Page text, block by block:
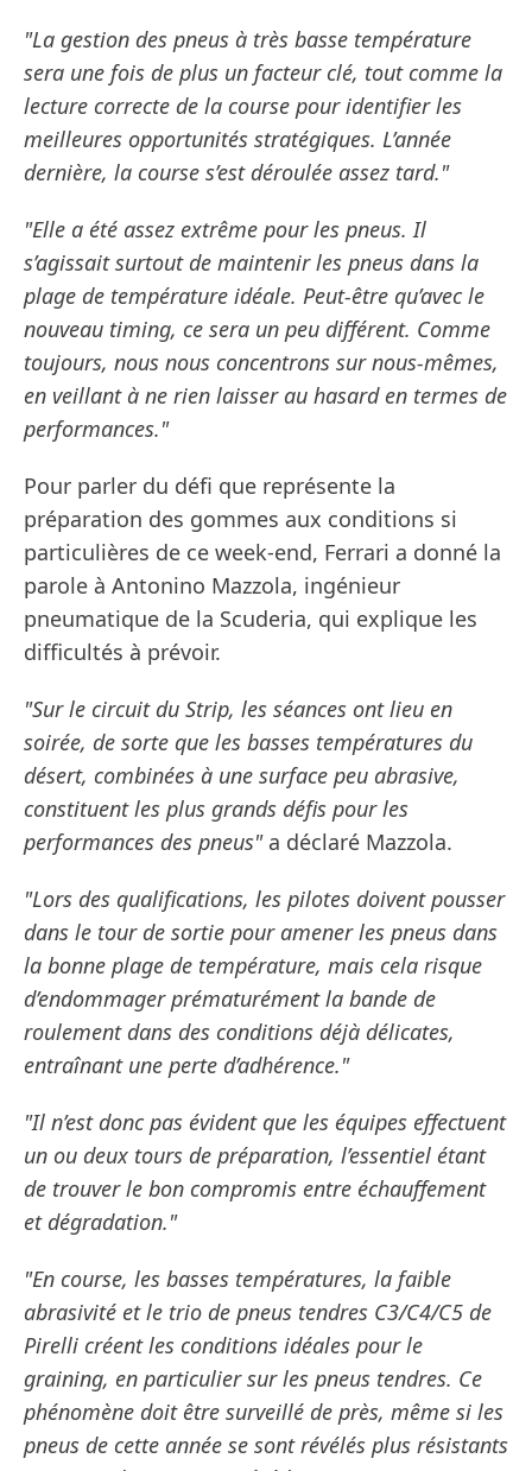
"La gestion des pneus à très basse température
sera une fois de plus un facteur clé, tout comme la
lecture correcte de la course pour identifier les
meilleures opportunités stratégiques. L’année
dernière, la course s’est déroulée assez tard."
"Elle a été assez extrême pour les pneus. Il
s’agissait surtout de maintenir les pneus dans la
plage de température idéale. Peut-être qu’avec le
nouveau timing, ce sera un peu différent. Comme
toujours, nous nous concentrons sur nous-mêmes,
en veillant à ne rien laisser au hasard en termes de
performances."
Pour parler du défi que représente la
préparation des gommes aux conditions si
particulières de ce week-end, Ferrari a donné la
parole à Antonino Mazzola, ingénieur
pneumatique de la Scuderia, qui explique les
difficultés à prévoir.
"Sur le circuit du Strip, les séances ont lieu en
soirée, de sorte que les basses températures du
désert, combinées à une surface peu abrasive,
constituent les plus grands défis pour les
performances des pneus"a déclaré Mazzola.
"Lors des qualifications, les pilotes doivent pousser
dans le tour de sortie pour amener les pneus dans
la bonne plage de température, mais cela risque
d’endommager prématurément la bande de
roulement dans des conditions déjà délicates,
entraînant une perte d’adhérence."
"Il n’est donc pas évident que les équipes effectuent
un ou deux tours de préparation, l’essentiel étant
de trouver le bon compromis entre échauffement
et dégradation."
"En course, les basses températures, la faible
abrasivité et le trio de pneus tendres C3/C4/C5 de
Pirelli créent les conditions idéales pour le
graining, en particulier sur les pneus tendres. Ce
phénomène doit être surveillé de près, même si les
pneus de cette année se sont révélés plus résistants